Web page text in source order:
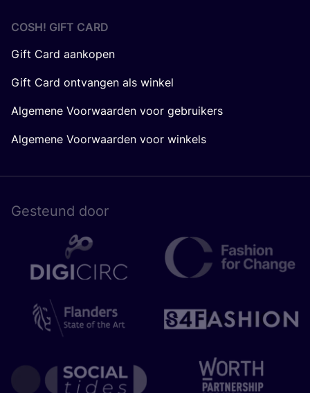
COSH! GIFT CARD
Gift Card aankopen
Gift Card ontvangen als winkel
Algemene Voorwaarden voor gebruikers
Algemene Voorwaarden voor winkels
Gesteund door